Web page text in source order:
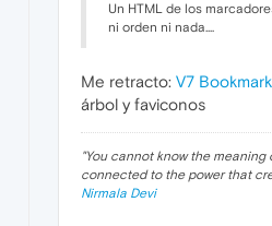
Un HTML de los
ni orden ni nada....
Me retracto: V7
árbol y faviconos
"You cannot know the
connected to the power that
Nirmala Devi